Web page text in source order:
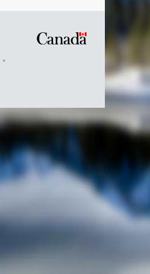
Symbole
du
Canada